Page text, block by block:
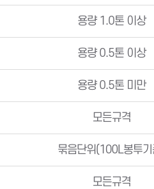
용량 1.0톤 이상
용량 0.5톤 이상
용량 0.5톤 미만
모든규격
묶음단위(100L봉투기
모든규격